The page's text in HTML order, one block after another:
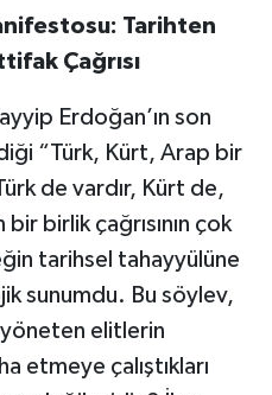
Tarihten
Çağrısı
Erdoğan’ın son
“Türk, Kürt, Arap bir
de vardır, Kürt de,
birlik çağrısının çok
tarihsel tahayyülüne
sunumdu. Bu söylev,
elitlerin
etmeye çalıştıkları